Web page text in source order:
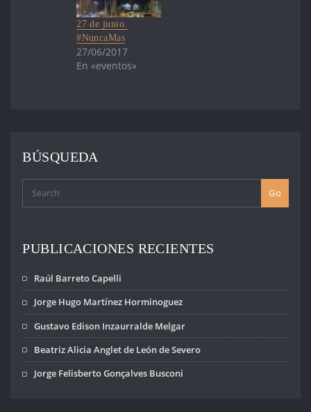
27 de junio.
#NuncaMas
27/06/2017
En «eventos»
BÚSQUEDA
Go
PUBLICACIONES RECIENTES
Raúl Barreto Capelli
Jorge Hugo Martínez Horminoguez
Gustavo Edison Inzaurralde Melgar
Beatriz Alicia Anglet de León de Severo
Jorge Felisberto Gonçalves Busconi